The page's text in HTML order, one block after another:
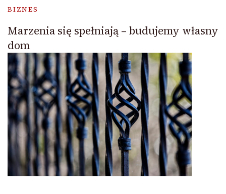
BIZNES
Marzenia się spełniają – budujemy własny
dom